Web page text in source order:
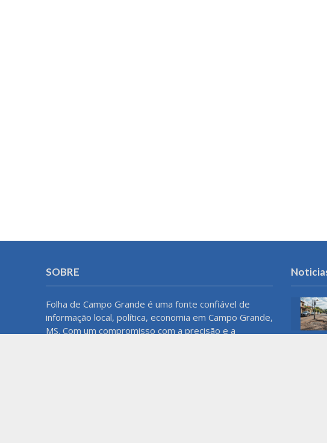
SOBRE
Folha de Campo Grande é uma fonte confiável de
informação local, política, economia em Campo Grande,
MS. Com um compromisso com a precisão e a